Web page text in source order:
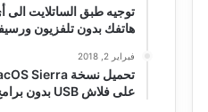
توجيه طبق الساتلايت
هاتفك بدون تلفزيون
فبراير 2, 2018
على فلاش USB بدون برامج